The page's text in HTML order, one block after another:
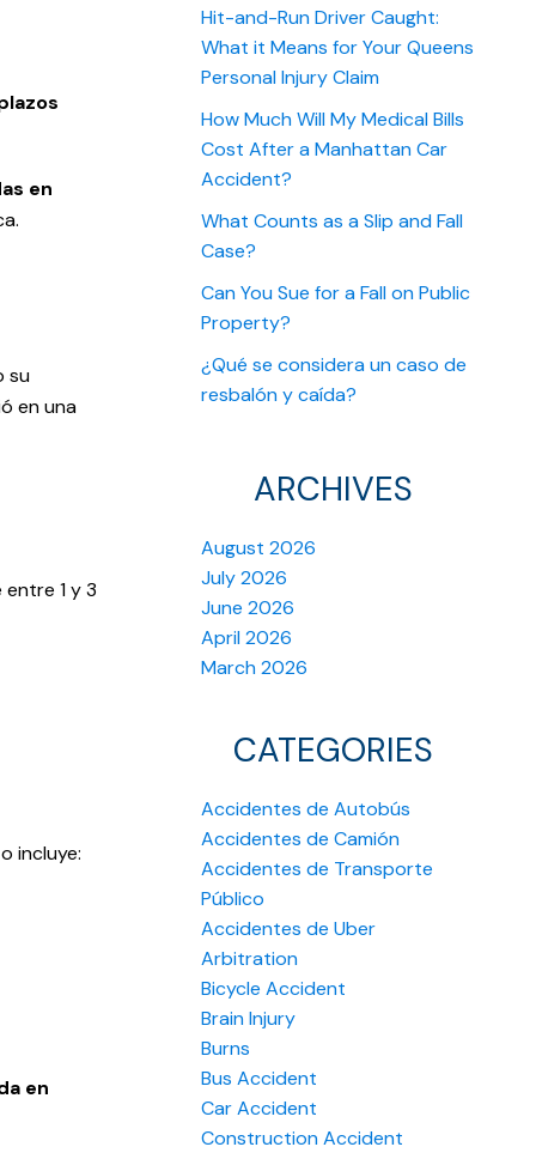
en
su
en una
1 y 3
incluye:
en
Hit-and-Run Driver Caught:
What it Means for Your Queens
Personal Injury Claim
How Much Will My Medical Bills
Cost After a Manhattan Car
Accident?
What Counts as a Slip and Fall
Case?
Can You Sue for a Fall on Public
Property?
¿Qué se considera un caso de
resbalón y caída?
ARCHIVES
August 2026
July 2026
June 2026
April 2026
March 2026
CATEGORIES
Accidentes de Autobús
Accidentes de Camión
Accidentes de Transporte
Público
Accidentes de Uber
Arbitration
Bicycle Accident
Brain Injury
Burns
Bus Accident
Car Accident
Construction Accident